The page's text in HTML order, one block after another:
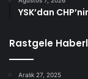
YSK’dan
Rastgele
Aralık 27, 2025